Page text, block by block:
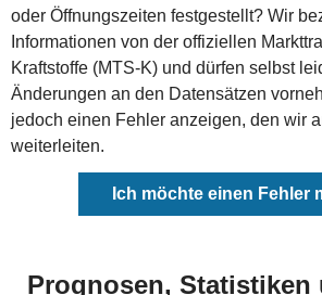
oder Öffnungszeiten festgestellt? Wir
Informationen von der offiziellen
Kraftstoffe (MTS-K) und dürfen selbst
Änderungen an den Datensätzen
jedoch einen Fehler anzeigen, den wir
weiterleiten.
Ich möchte einen Fehler
Prognosen, Statistiken